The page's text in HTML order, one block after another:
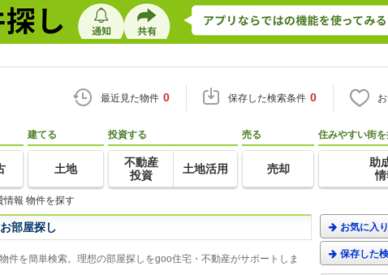
最近見た物件 0 保存した検索条件 0
建てる
土地
投資する
不動産
投資
土地活用
売る
売却
住みやすい街
助
情
情報 物件を探す
部屋探し
を簡単検索。理想の部屋探しをgoo住宅・不動産がサポートしま
お気に入り
保存した